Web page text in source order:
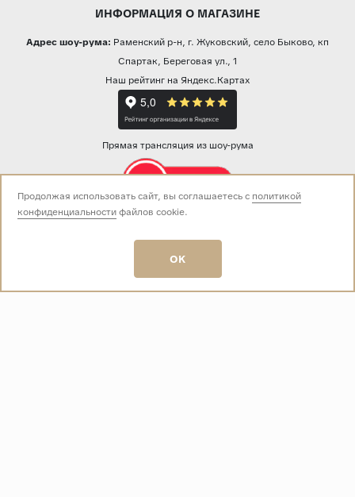
ИНФОРМАЦИЯ О МАГАЗИНЕ
Адрес шоу-рума: Раменский р-н, г. Жуковский, село Быково, кп
Спартак, Береговая ул., 1
Наш рейтинг на Яндекс.Картах
Прямая трансляция из шоу-рума
Звоните нам:
пн-вс 10:00 - 19:00
E-mail:
info@baza-plitki.ru
Продолжая использовать сайт, вы соглашаетесь с политикой
конфиденциальностифайлов cookie.
OK